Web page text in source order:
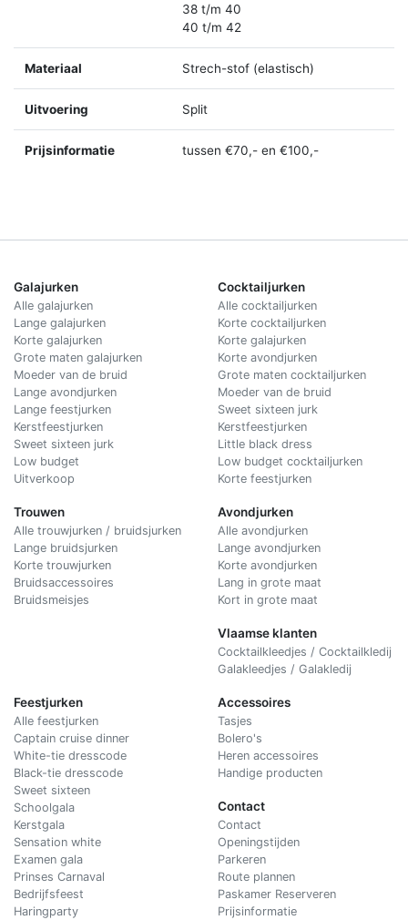
38 t/m 40
40 t/m 42
Materiaal Strech-stof (elastisch)
Uitvoering Split
Prijsinformatie tussen €70,- en €100,-
Galajurken
Alle galajurken
Lange galajurken
Korte galajurken
Grote maten galajurken
Moeder van de bruid
Lange avondjurken
Lange feestjurken
Kerstfeestjurken
Sweet sixteen jurk
Low budget
Uitverkoop
Trouwen
Alle trouwjurken / bruidsjurken
Lange bruidsjurken
Korte trouwjurken
Bruidsaccessoires
Bruidsmeisjes
Cocktailjurken
Alle cocktailjurken
Korte cocktailjurken
Korte galajurken
Korte avondjurken
Grote maten cocktailjurken
Moeder van de bruid
Sweet sixteen jurk
Kerstfeestjurken
Little black dress
Low budget cocktailjurken
Korte feestjurken
Avondjurken
Alle avondjurken
Lange avondjurken
Korte avondjurken
Lang in grote maat
Kort in grote maat
Vlaamse klanten
Cocktailkleedjes / Cocktailkledij
Galakleedjes / Galakledij
Feestjurken
Alle feestjurken
Captain cruise dinner
White-tie dresscode
Black-tie dresscode
Sweet sixteen
Schoolgala
Kerstgala
Sensation white
Examen gala
Prinses Carnaval
Bedrijfsfeest
Haringparty
Accessoires
Tasjes
Bolero's
Heren accessoires
Handige producten
Contact
Contact
Openingstijden
Parkeren
Route plannen
Paskamer Reserveren
Prijsinformatie